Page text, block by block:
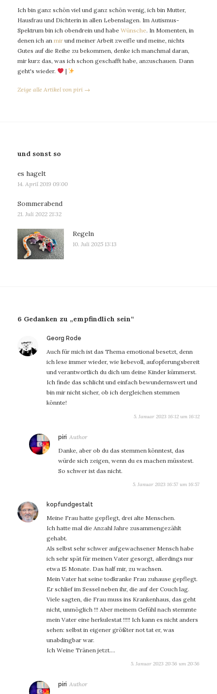
Ich bin ganz schön viel und ganz schön wenig, ich bin Mutter,
Hausfrau und Dichterin in allen Lebenslagen. Im Autismus-
Spektrum bin ich obendrein und habe Wünsche. In Momenten, in
denen ich an mir und meiner Arbeit zweifle und meine, nichts
Gutes auf die Reihe zu bekommen, denke ich manchmal daran,
mir kurz das, was ich schon geschafft habe, anzuschauen. Dann
geht's wieder.
|
Zeige alle Artikel von piri →
und sonst so
es hagelt
14. April 2019 09:00
Sommerabend
21. Juli 2022 21:32
Regeln
10. Juli 2025 13:13
6 Gedanken zu „empfindlich sein“
Georg Rode
Auch für mich ist das Thema emotional besetzt, denn
ich lese immer wieder, wie liebevoll, aufopferungsbereit
und verantwortlich du dich um deine Kinder kümmerst.
Ich finde das schlicht und einfach bewundernswert und
bin mir nicht sicher, ob ich dergleichen stemmen
könnte!
5. Januar 2023 16:12 um 16:12
piri sagt:
Danke, aber ob du das stemmen könntest, das
würde sich zeigen, wenn du es machen müsstest.
So schwer ist das nicht.
5. Januar 2023 16:57 um 16:57
kopfundgestalt
Meine Frau hatte gepflegt, drei alte Menschen.
Ich hatte mal die Anzahl Jahre zusammengezählt
gehabt.
Als selbst sehr schwer aufgewachsener Mensch habe
ich sehr spät für meinen Vater gesorgt, allerdings nur
etwa 15 Monate. Das half mir, zu wachsen.
Mein Vater hat seine todkranke Frau zuhause gepflegt.
Er schlief im Sessel neben ihr, die auf der Couch lag.
Viele sagten, die Frau muss ins Krankenhaus, das geht
nicht, unmöglich !!! Aber meinem Gefühl nach stemmte
mein Vater eine herkulestat !!!!! Ich kann es nicht anders
sehen: selbst in eigener größter not tat er, was
unabdingbar war.
Ich Weine Tränen jetzt….
5. Januar 2023 20:56 um 20:56
piri sagt: